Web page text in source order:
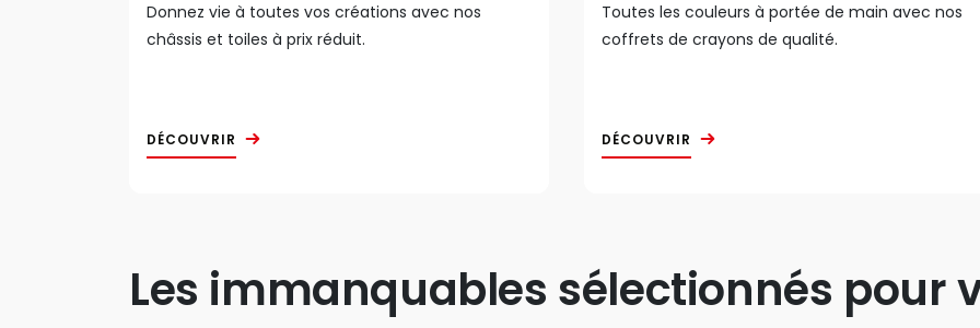
Donnez vie à toutes vos créations avec nos
châssis et toiles à prix réduit.
DÉCOUVRIR
Toutes les couleurs à portée de main avec nos
coffrets de crayons de qualité.
DÉCOUVRIR
Les immanquables sélectionnés pour